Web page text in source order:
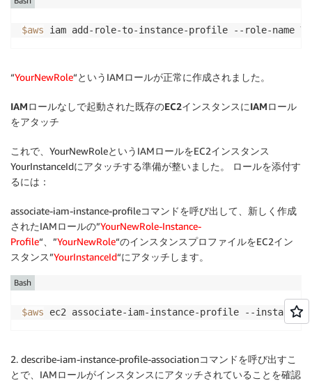
$aws
“YourNewRole“というIAMロールが正常に作成されました。
IAMロールなしで起動された既存のEC2インスタンスにIAMロール
をアタッチ
これで、YourNewRoleというIAMロールをEC2インスタンス
YourInstanceIdにアタッチする準備が整いました。 ロールを添付す
るには：
associate-iam-instance-profileコマンドを呼び出して、新しく作成
されたIAMロールの”YourNewRole-Instance-
Profile“、”YourNewRole“のインスタンスプロファイルをEC2イン
スタンス”YourInstanceId“にアタッチします。
$aws ec2 associate-iam-instance-profile --
Bash
2. describe-iam-instance-profile-associationコマンドを呼び出すこ
とで、IAMロールがインスタンスにアタッチされていることを確認